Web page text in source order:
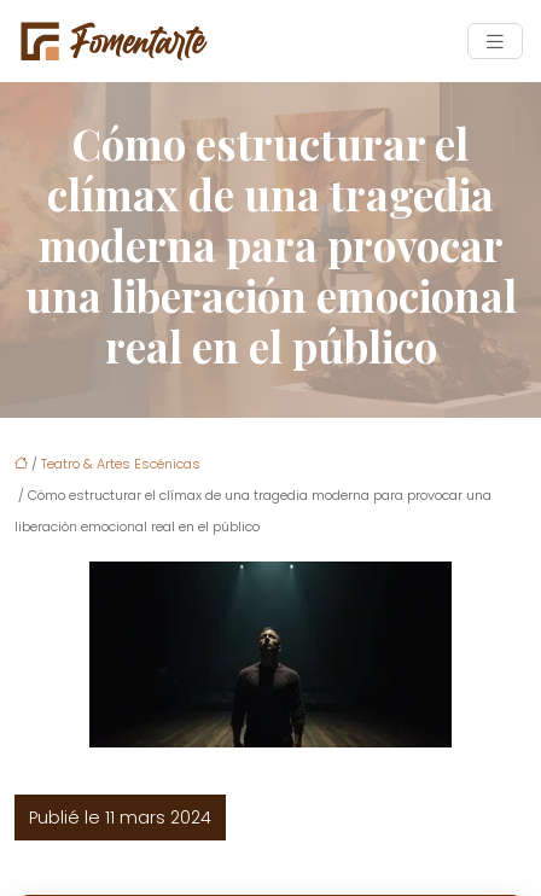
Cómo estructurar el
clímax de una tragedia
moderna para provocar
una liberación emocional
real en el público
/Teatro & Artes Escénicas
/ Cómo estructurar el clímax de una tragedia moderna para provocar una
liberación emocional real en el público
Publié le 11 mars 2024